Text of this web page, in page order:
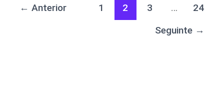
← Anterior 1 2 3 …
24
Seguinte →